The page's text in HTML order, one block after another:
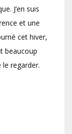
J’en suis
et une
cet hiver,
beaucoup
regarder.